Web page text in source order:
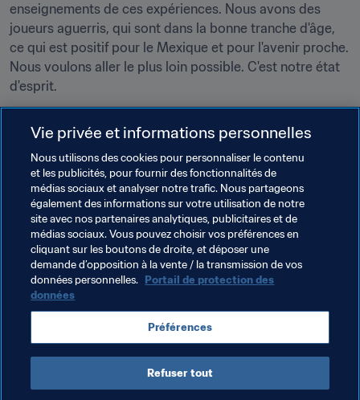
enseignements de ces expériences. Nous avons des
joueurs aguerris, qui sont dans la bonne tranche d'âge,
ce qui est positif pour le Mexique et pour l'avenir proche.
Nous voulons aller le plus loin possible. C'est notre état
d'esprit.
Tout à fait ! C'est le match le plus important pour le
Mexique dans cette zone. C'est la rencontre la plus
représentative de la CONCACAF. C'est un match
particulier pour les Mexicains, pour les Américains, et
pour nos compatriotes qui vivent aux États-Unis. Quoi
de mieux qu'une victoire pour commencer ?
Thèmes en lien
Mexico Concacaf Panama USA
Vie privée et informations personnelles
Nous utilisons des cookies pour personnaliser le contenu
et les publicités, pour fournir des fonctionnalités de
médias sociaux et analyser notre trafic. Nous partageons
également des informations sur votre utilisation de notre
site avec nos partenaires analytiques, publicitaires et de
médias sociaux. Vous pouvez choisir vos préférences en
cliquant sur les boutons de droite, et déposer une
demande d’opposition à la vente / la transmission de vos
données personnelles. Portail de protection des
données
Préférences
Refuser tout